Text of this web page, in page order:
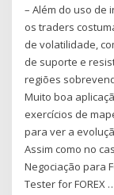
– Além do uso de
os traders
de volatilidade,
de suporte e
regiões
Muito boa
exercícios de
para ver a
Assim como no
Negociação para
Tester for FOREX